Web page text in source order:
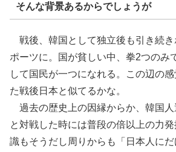
そんな背景あるからでしょうが
戦後、韓国として独立後も引き続き
ポーツに。国が貧しい中、拳2つのみ
して国民が一つになれる。この辺の
た戦後日本と似てるかな。
過去の歴史上の因縁からか、韓国
と対戦した時には普段の倍以上の力
識もそうだし周りからも「日本人に